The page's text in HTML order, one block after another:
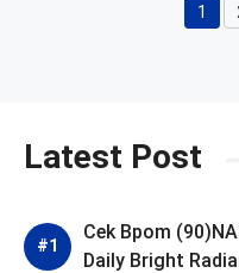
1
Latest Post
Cek Bpom
Daily Bright